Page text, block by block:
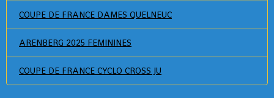
COUPE DE FRANCE DAMES QUELNEUC
ARENBERG 2025 FEMININES
COUPE DE FRANCE CYCLO CROSS JU